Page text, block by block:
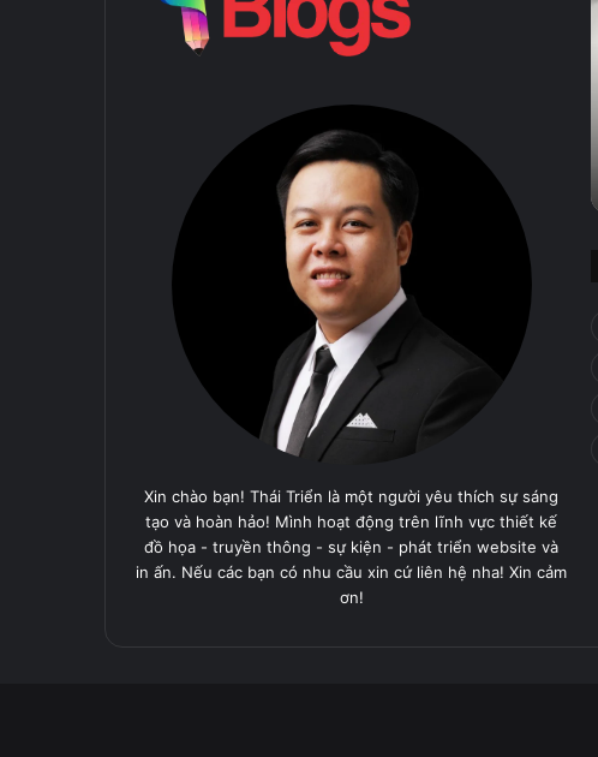
Xin chào bạn! Thái Triển là một người yêu thích sự sáng
tạo và hoàn hảo! Mình hoạt động trên lĩnh vực thiết kế
đồ họa - truyền thông - sự kiện - phát triển website và
in ấn. Nếu các bạn có nhu cầu xin cứ liên hệ nha! Xin cảm
ơn!